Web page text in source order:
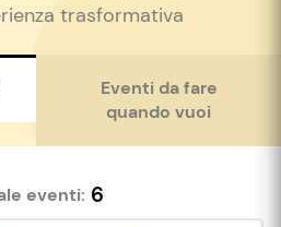
trasformativa
Eventi da fare
quando vuoi
eventi: 6